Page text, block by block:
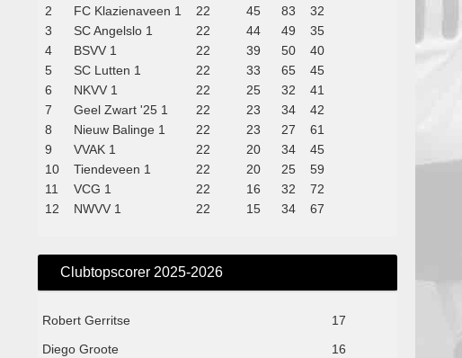
2
FC Klazienaveen 1 22 45 83
32
3
SC Angelslo 1 22 44 49
35
4
BSVV 1 22 39 50
40
5
SC Lutten 1 22 33 65
45
6
NKVV 1 22 25 32
41
7
Geel Zwart '25 1 22 23 34
42
8
Nieuw Balinge 1 22 23 27
61
9
VVAK 1 22 20 34
45
10
Tiendeveen 1 22 20 25
59
11
VCG 1 22 16 32
72
12
NWVV 1 22 15 34 67
Clubtopscorer 2025-2026
Robert Gerritse
17
Diego Groote
16